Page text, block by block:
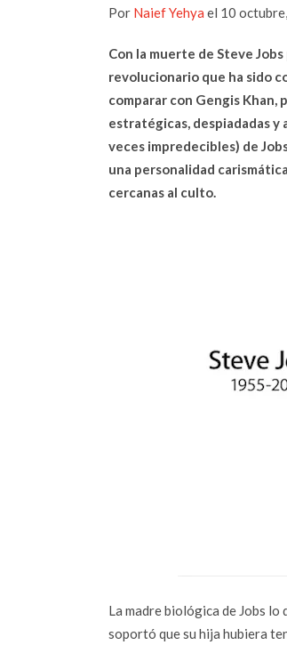
Por Naief Yehya el 10
Con la muerte de Steve
revolucionario que ha sido
comparar con Gengis
estratégicas, despiadadas y
veces impredecibles) de
una personalidad
cercanas al culto.
La madre biológica de Jobs lo
soportó que su hija hubiera